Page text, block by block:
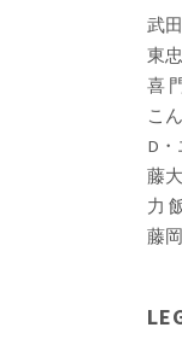
武
東
喜
こん
D
藤
力
藤